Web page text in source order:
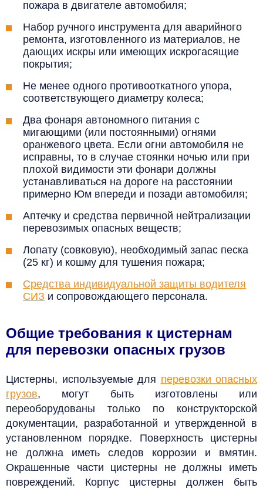
пожара в двигателе автомобиля;
Набор ручного инструмента для аварийного
ремонта, изготовленного из материалов, не
дающих искры или имеющих искрогасящие
покрытия;
Не менее одного противооткатного упора,
соответствующего диаметру колеса;
Два фонаря автономного питания с
мигающими (или постоянными) огнями
оранжевого цвета. Если огни автомобиля не
исправны, то в случае стоянки ночью или при
плохой видимости эти фонари должны
устанавливаться на дороге на расстоянии
примерно Юм впереди и позади автомобиля;
Аптечку и средства первичной нейтрализации
перевозимых опасных веществ;
Лопату (совковую), необходимый запас песка
(25 кг) и кошму для тушения пожара;
Средства индивидуальной защиты водителя
СИЗ и сопровождающего персонала.
Общие требования к цистернам
для перевозки опасных грузов
Цистерны, используемые для перевозки опасных
грузов, могут быть изготовлены или
переоборудованы только по конструкторской
документации, разработанной и утвержденной в
установленном порядке. Поверхность цистерны
не должна иметь следов коррозии и вмятин.
Окрашенные части цистерны не должны иметь
повреждений. Корпус цистерны должен быть